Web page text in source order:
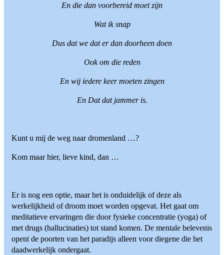
En die dan voorbereid moet zijn
Wat ik snap
Dus dat we dat er dan doorheen doen
Ook om die reden
En wij iedere keer moeten zingen
En Dat dat jammer is.
Kunt u mij de weg naar dromenland …?
Kom maar hier, lieve kind, dan …
Er is nog een optie, maar het is onduidelijk of deze als
werkelijkheid of droom moet worden opgevat. Het gaat om
meditatieve ervaringen die door fysieke concentratie (yoga) of
met drugs (hallucinaties) tot stand komen. De mentale belevenis
opent de poorten van het paradijs alleen voor diegene die het
daadwerkelijk ondergaat.